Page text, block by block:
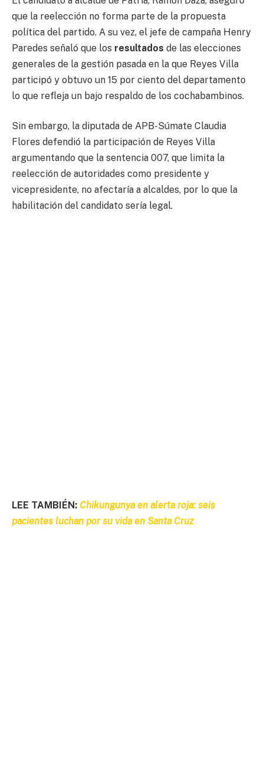
que la reelección no forma parte de la propuesta
política del partido. A su vez, el jefe de campaña Henry
Paredes señaló que los resultados de las elecciones
generales de la gestión pasada en la que Reyes Villa
participó y obtuvo un 15 por ciento del departamento
lo que refleja un bajo respaldo de los cochabambinos.
Sin embargo, la diputada de APB-Súmate Claudia
Flores defendió la participación de Reyes Villa
argumentando que la sentencia 007, que limita la
reelección de autoridades como presidente y
vicepresidente, no afectaría a alcaldes, por lo que la
habilitación del candidato sería legal.
LEE TAMBIÉN: Chikungunya en alerta roja: seis
pacientes luchan por su vida en Santa Cruz